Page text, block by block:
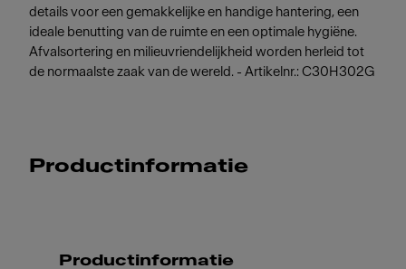
details voor een gemakkelijke en handige hantering, een
ideale benutting van de ruimte en een optimale hygiëne.
Afvalsortering en milieuvriendelijkheid worden herleid tot
de normaalste zaak van de wereld. - Artikelnr.: C30H302G
Productinformatie
Productinformatie